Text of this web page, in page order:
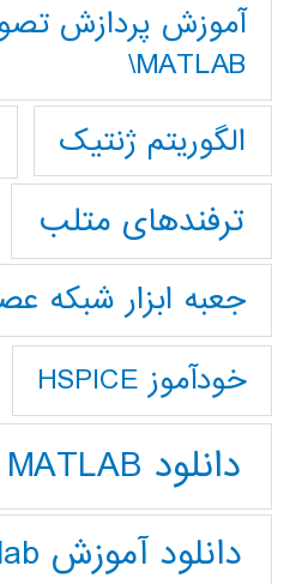
آموزش پردازش
MATLAB\
الگوریتم ژنتیک
ترفندهای متلب
جعبه ابزار شبکه
خودآموز HSPICE
دانلود MATLAB
دانلود آموزش Matlab